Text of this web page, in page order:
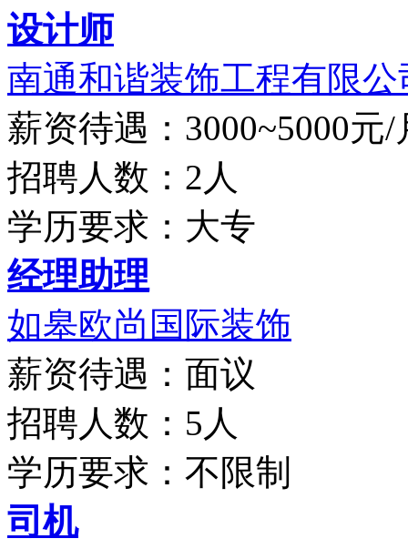
设计师
南通和谐装饰工程有限公
薪资待遇：3000~5000元/
招聘人数：2人
学历要求：大专
经理助理
如皋欧尚国际装饰
薪资待遇：面议
招聘人数：5人
学历要求：不限制
司机